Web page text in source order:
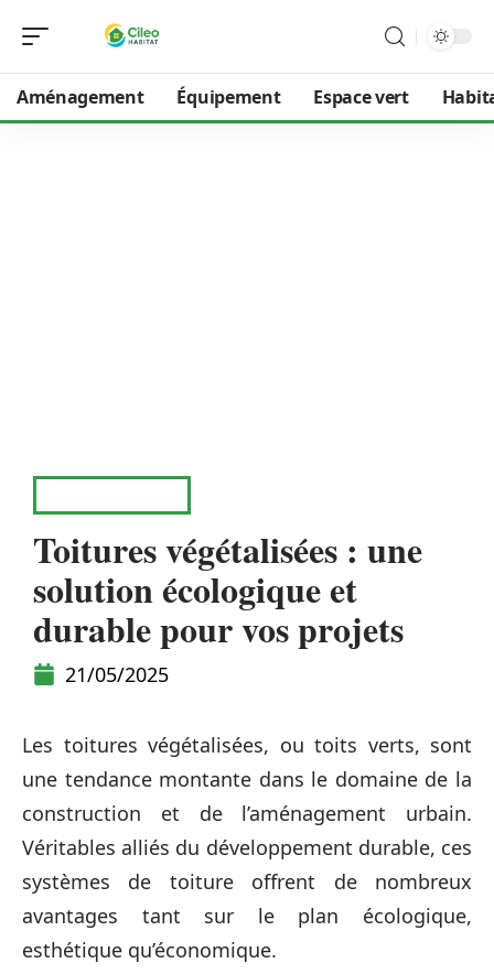
Aménagement Équipement Espace vert
Toitures végétalisées : une
solution écologique et
durable pour vos projets
21/05/2025
Les toitures végétalisées, ou toits verts, sont
une tendance montante dans le domaine de la
construction et de l’aménagement urbain.
Véritables alliés du développement durable, ces
systèmes de toiture offrent de nombreux
avantages tant sur le plan écologique,
esthétique qu’économique.